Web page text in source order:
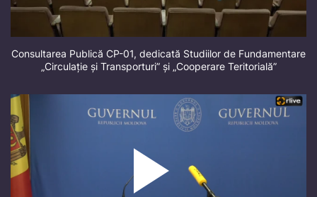
Consultarea Publică CP-01, dedicată Studiilor de Fundamentare
„Circulație și Transporturi” și „Cooperare Teritorială”